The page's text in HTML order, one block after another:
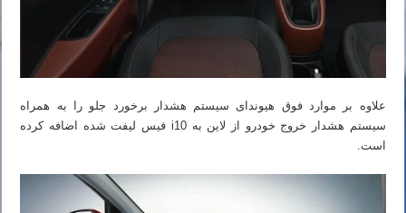
علاوه بر موارد فوق هیوندای سیستم هشدار برخورد جلو را به همراه
سیستم هشدار خروج خودرو از لاین به i10 فیس لیفت شده اضافه کرده
است.